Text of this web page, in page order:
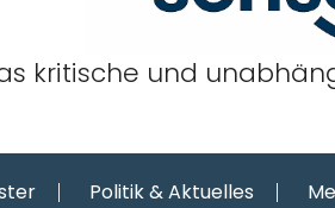
kritische und
Politik & Aktuelles